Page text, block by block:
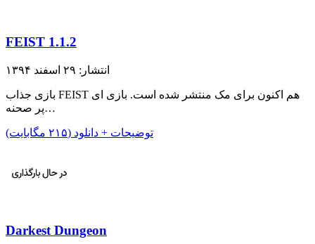
FEIST 1.1.2
انتشار: ۲۹ اسفند ۱۳۹۴
بازی جذاب FEIST هم اکنون برای مک منتشر شده است. بازی ای
پر صحنه…
توضیحات + دانلود (۲۱۵ مگابایت)
Darkest Dungeon